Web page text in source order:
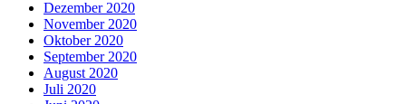
Dezember 2020
November 2020
Oktober 2020
September 2020
August 2020
Juli 2020